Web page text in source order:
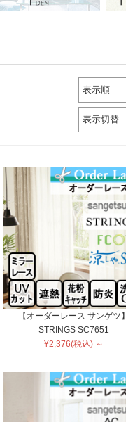
表示順
表示切替
【オーダーレース サンゲツ】
STRINGS SC7651
¥2,376(税込) ～